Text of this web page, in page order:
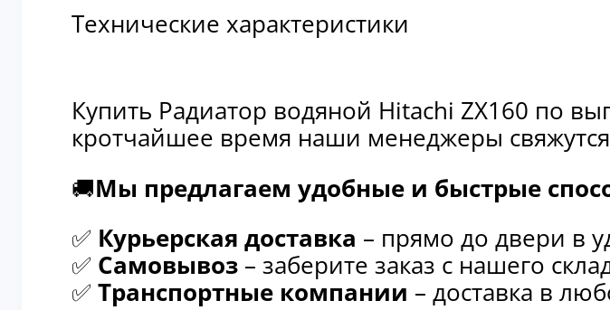
Технические характеристики
Купить Радиатор водяной Hitachi ZX160 по
кротчайшее время наши менеджеры
🚚Мы предлагаем удобные и быстрые
✅ Курьерская доставка – прямо до двери в
✅ Самовывоз – заберите заказ с нашего
✅ Транспортные компании – доставка в